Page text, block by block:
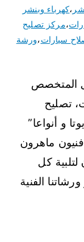
،كهرباء وبنشر
،مركز تصليح
سيارات،ورشة
المتخصص
تصليح
و أنواعا”
ماهرون
كل
الفنية